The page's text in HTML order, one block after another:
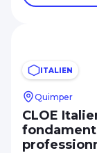
ITALIEN
Quimper
CLOE